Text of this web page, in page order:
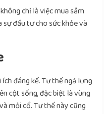
chỉ là việc mua sắm
đầu tư cho sức khỏe và
đáng kể. Tư thế ngả lưng
cột sống, đặc biệt là vùng
mỏi cổ. Tư thế này cũng